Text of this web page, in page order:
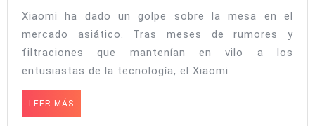
nuevo
titán
que
redefine
Xiaomi ha dado un golpe sobre la mesa en el
mercado asiático. Tras meses de rumores y
filtraciones que mantenían en vilo a los
entusiastas de la tecnología, el Xiaomi
LEER MÁS
MÁS